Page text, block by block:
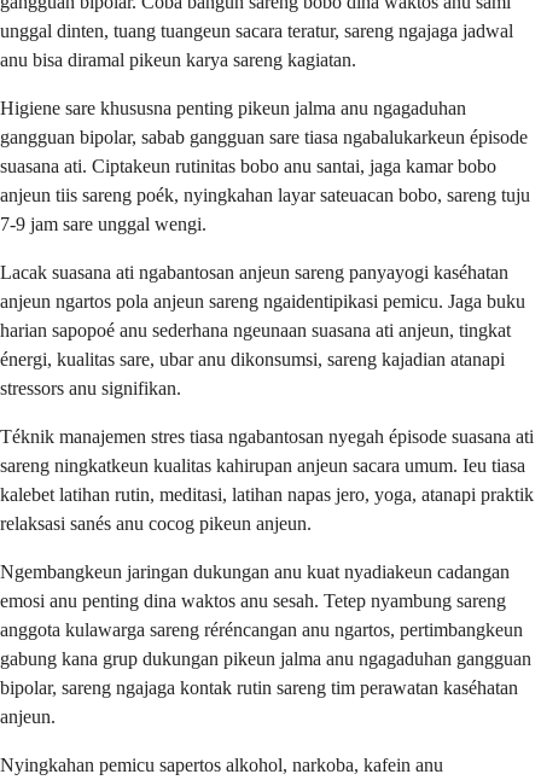
unggal dinten, tuang tuangeun sacara teratur, sareng ngajaga jadwal
anu bisa diramal pikeun karya sareng kagiatan.
Higiene sare khususna penting pikeun jalma anu ngagaduhan
gangguan bipolar, sabab gangguan sare tiasa ngabalukarkeun épisode
suasana ati. Ciptakeun rutinitas bobo anu santai, jaga kamar bobo
anjeun tiis sareng poék, nyingkahan layar sateuacan bobo, sareng tuju
7-9 jam sare unggal wengi.
Lacak suasana ati ngabantosan anjeun sareng panyayogi kaséhatan
anjeun ngartos pola anjeun sareng ngaidentipikasi pemicu. Jaga buku
harian sapopoé anu sederhana ngeunaan suasana ati anjeun, tingkat
énergi, kualitas sare, ubar anu dikonsumsi, sareng kajadian atanapi
stressors anu signifikan.
Téknik manajemen stres tiasa ngabantosan nyegah épisode suasana ati
sareng ningkatkeun kualitas kahirupan anjeun sacara umum. Ieu tiasa
kalebet latihan rutin, meditasi, latihan napas jero, yoga, atanapi praktik
relaksasi sanés anu cocog pikeun anjeun.
Ngembangkeun jaringan dukungan anu kuat nyadiakeun cadangan
emosi anu penting dina waktos anu sesah. Tetep nyambung sareng
anggota kulawarga sareng réréncangan anu ngartos, pertimbangkeun
gabung kana grup dukungan pikeun jalma anu ngagaduhan gangguan
bipolar, sareng ngajaga kontak rutin sareng tim perawatan kaséhatan
anjeun.
Nyingkahan pemicu sapertos alkohol, narkoba, kafein anu